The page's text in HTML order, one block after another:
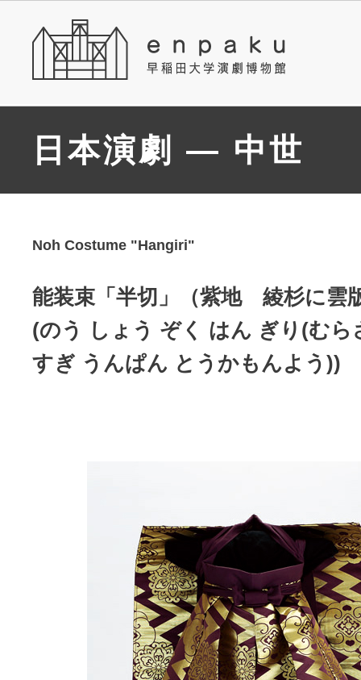
日本演劇 — 中世
Noh Costume "Hangiri"
能装束「半切」（紫地 綾杉に雲
(のう しょう ぞく はん ぎり(むら
すぎ うんぱん とうかもんよう))